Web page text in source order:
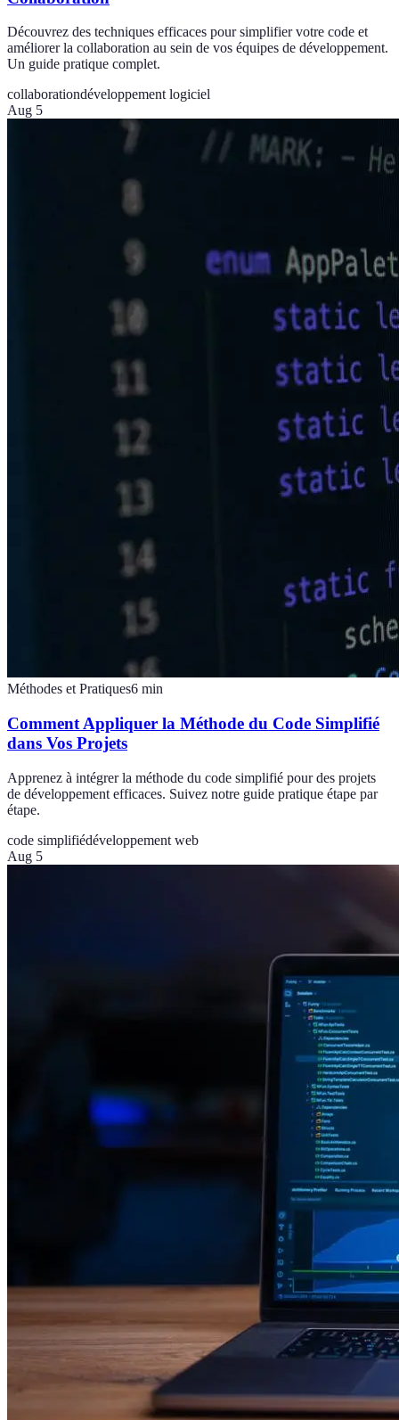
Découvrez des techniques efficaces pour simplifier votre code et
améliorer la collaboration au sein de vos équipes de développement.
Un guide pratique complet.
collaborationdéveloppement logiciel
Aug 5
Méthodes et Pratiques6 min
Comment Appliquer la Méthode du Code Simplifié
dans Vos Projets
Apprenez à intégrer la méthode du code simplifié pour des projets
de développement efficaces. Suivez notre guide pratique étape par
étape.
code simplifiédéveloppement web
Aug 5